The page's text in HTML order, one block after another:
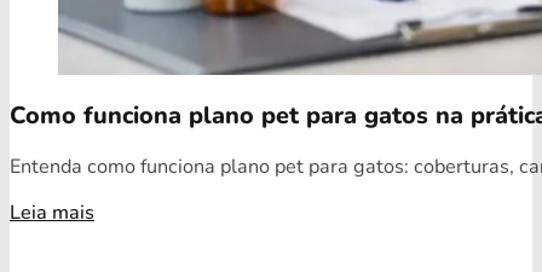
Como funciona plano pet para gatos na
Entenda como funciona plano pet para gatos: coberturas,
Leia mais